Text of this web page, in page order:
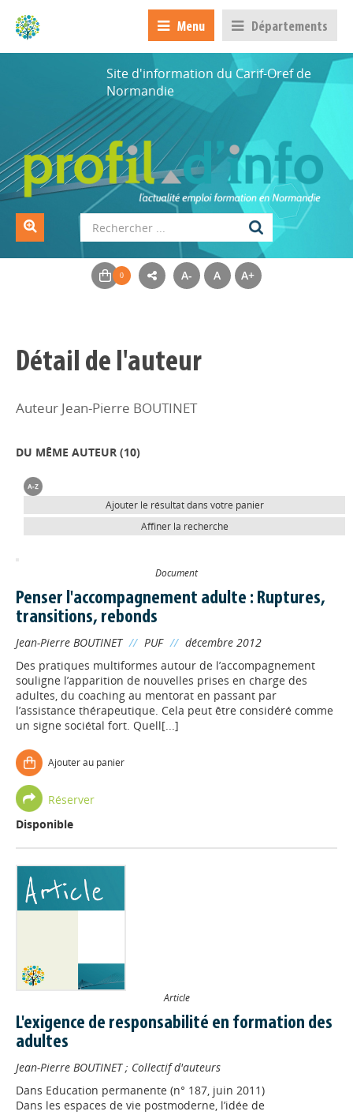
Menu Départements
Site d'information du Carif-Oref de
Normandie
A- A A+
Détail de l'auteur
Auteur Jean-Pierre BOUTINET
DU MÊME AUTEUR (10)
Ajouter le résultat dans votre panier
Affiner la recherche
Document
Penser l'accompagnement adulte : Ruptures,
transitions, rebonds
Jean-Pierre BOUTINET // PUF // décembre 2012
Des pratiques multiformes autour de l’accompagnement
souligne l’apparition de nouvelles prises en charge des
adultes, du coaching au mentorat en passant par
l’assistance thérapeutique. Cela peut être considéré comme
un signe sociétal fort. Quell[...]
Ajouter au panier
Réserver
Disponible
Article
L'exigence de responsabilité en formation des
adultes
Jean-Pierre BOUTINET; Collectif d'auteurs
Dans Education permanente (n° 187, juin 2011)
Dans les espaces de vie postmoderne, l’idée de